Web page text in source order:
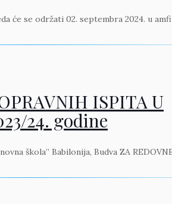
će se održati 02. septembra 2024. u
ISPITA U
24. godine
škola” Babilonija, Budva ZA